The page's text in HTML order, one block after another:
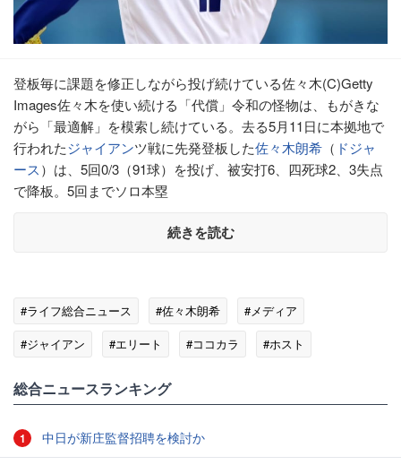
登板毎に課題を修正しながら投げ続けている佐々木(C)Getty
Images佐々木を使い続ける「代償」令和の怪物は、もがきな
がら「最適解」を模索し続けている。去る5月11日に本拠地で
行われたジャイアンツ戦に先発登板した佐々木朗希 （ ドジャ
ース）は、5回0/3（91球）を投げ、被安打6、四死球2、3失点
で降板。5回までソロ本塁
続きを読む
#ライフ総合ニュース #佐々木朗希
#メディア
#ジャイアン
#エリート #ココカラ
#ホスト
総合ニュースランキング
1 中日が新庄監督招聘を検討か